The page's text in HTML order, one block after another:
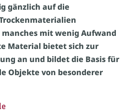
gänzlich auf die
mit wenig Aufwand
Material bietet sich zur
an und bildet die Basis für
Objekte von besonderer